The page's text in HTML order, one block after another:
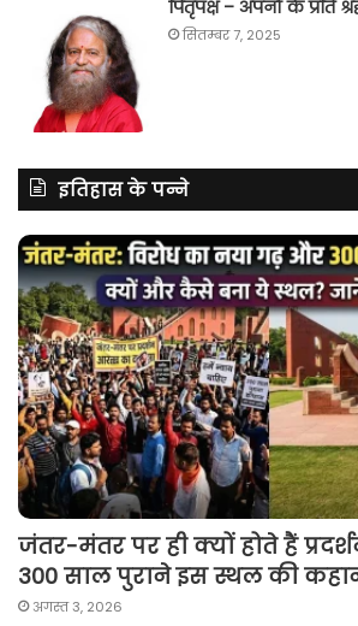
पितृपक्ष – अपनों के प्रति
सितम्बर 7, 2025
इतिहास के पन्ने
जंतर-मंतर पर ही क्यों होते हैं
300 साल पुराने इस स्थल की
अगस्त 3, 2026